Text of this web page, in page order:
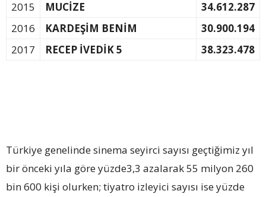
2015
MUCİZE
34.612.287
2016
KARDEŞİM BENİM
30.900.194
2017
RECEP İVEDİK 5 38.323.478
Türkiye genelinde sinema seyirci sayısı geçtiğimiz yıl
bir önceki yıla göre yüzde3,3 azalarak 55 milyon 260
bin 600 kişi olurken; tiyatro izleyici sayısı ise yüzde